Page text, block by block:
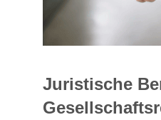
Juristische